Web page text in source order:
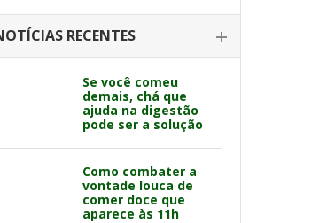
RECENTES
Se você comeu
demais, chá que
ajuda na digestão
pode ser a solução
Como combater a
vontade louca de
comer doce que
aparece às 11h